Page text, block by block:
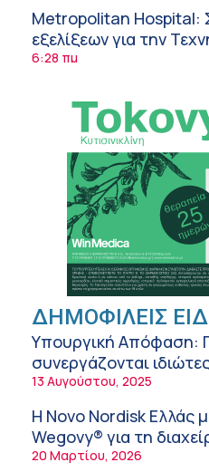
Metropolitan Hospital:
εξελίξεων για την Τεχνητή Νοημοσύνη και
την Ογκολογία
6:28 πμ
5:27 πμ
Στέλιος Λιανός –
Γενική Κλινική
Σε Λαμία και
Άδ. Γεωργιάδης για
ασθενοφόρων του
ΚΥ Σοφάδων
5:04 πμ
Πόσο μας επηρεάζει
ή air-condition το
11:34 πμ
Randy Schekman,
«Σε πέντε χρόνια
θεραπεία που
Πάρκινσον»
9:24 πμ
Αντώνης Βουκλαρής –
9:18 πμ
ΔΗΜΟΦΙΛΕΙΣ
Υπουργική Απόφαση:
συνεργάζονται
νοσοκομεία του
13 Αυγούστου, 2025
Η Novo Nordisk Ελλάς
Wegovy® για τη
20 Μαρτίου, 2026